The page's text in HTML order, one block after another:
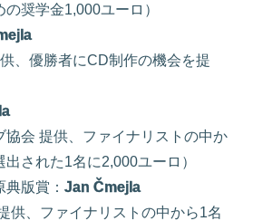
奨学金1,000ユーロ）
、優勝者にCD制作の機会を提
協会 提供、ファイナリストの中か
された1名に2,000ユーロ）
典版賞： Jan Čmejla
供、ファイナリストの中から1名